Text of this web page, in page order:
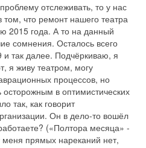
отслеживать, то у нас
что ремонт нашего театра
2015 года. А то на данный
сомнения. Осталось всего
и так далее. Подчёркиваю, я
я живу театром, могу
процессов, но
в оптимистических
так, как говорит
Он в дело-то вошёл
(«Полтора месяца» -
меня прямых нареканий нет,